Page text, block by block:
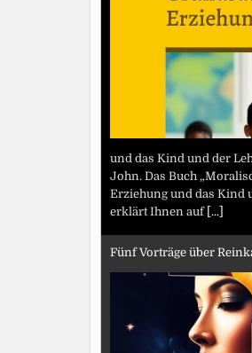
und das Kind und der
John. Das Buch
Erziehung und das Kind
erklärt Ihnen auf [...]
Fünf Vorträge über